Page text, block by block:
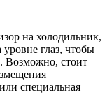
на холодильник,
глаз, чтобы
Возможно, стоит
специальная